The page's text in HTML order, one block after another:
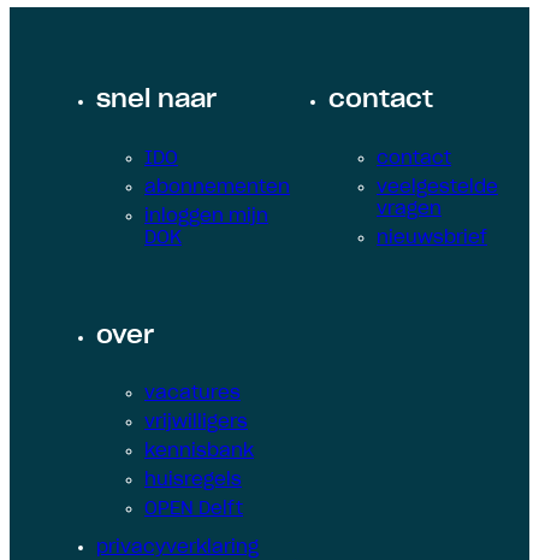
snel naar
IDO
abonnementen
inloggen mijn
DOK
contact
contact
veelgestelde
vragen
nieuwsbrief
over
vacatures
vrijwilligers
kennisbank
huisregels
OPEN Delft
privacyverklaring